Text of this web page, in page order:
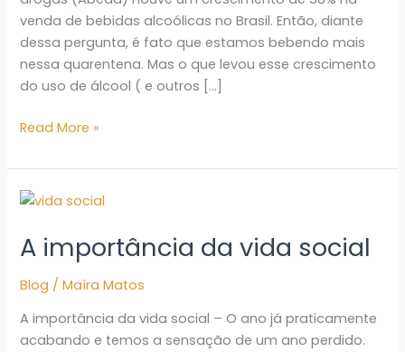
venda de bebidas alcoólicas no Brasil. Então, diante
dessa pergunta, é fato que estamos bebendo mais
nessa quarentena. Mas o que levou esse crescimento
do uso de álcool ( e outros […]
Read More »
A importância da vida social
Blog /Maíra Matos
A importância da vida social – O ano já praticamente
acabando e temos a sensação de um ano perdido.
A
da
social